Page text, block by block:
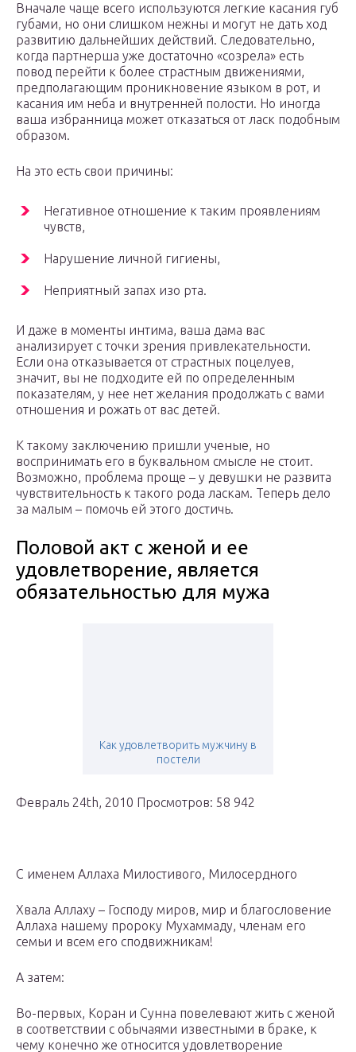
Вначале чаще всего используются легкие касания губ
губами, но они слишком нежны и могут не дать ход
развитию дальнейших действий. Следовательно,
когда партнерша уже достаточно «созрела» есть
повод перейти к более страстным движениями,
предполагающим проникновение языком в рот, и
касания им неба и внутренней полости. Но иногда
ваша избранница может отказаться от ласк подобным
образом.
На это есть свои причины:
Негативное отношение к таким проявлениям
чувств,
Нарушение личной гигиены,
Неприятный запах изо рта.
И даже в моменты интима, ваша дама вас
анализирует с точки зрения привлекательности.
Если она отказывается от страстных поцелуев,
значит, вы не подходите ей по определенным
показателям, у нее нет желания продолжать с вами
отношения и рожать от вас детей.
К такому заключению пришли ученые, но
воспринимать его в буквальном смысле не стоит.
Возможно, проблема проще – у девушки не развита
чувствительность к такого рода ласкам. Теперь дело
за малым – помочь ей этого достичь.
Половой акт с женой и ее
удовлетворение, является
обязательностью для мужа
Как удовлетворить мужчину в
постели
Февраль 24th, 2010 Просмотров: 58 942
С именем Аллаха Милостивого, Милосердного
Хвала Аллаху – Господу миров, мир и благословение
Аллаха нашему пророку Мухаммаду, членам его
семьи и всем его сподвижникам!
А затем:
Во-первых, Коран и Сунна повелевают жить с женой
в соответствии с обычаями известными в браке, к
чему конечно же относится удовлетворение